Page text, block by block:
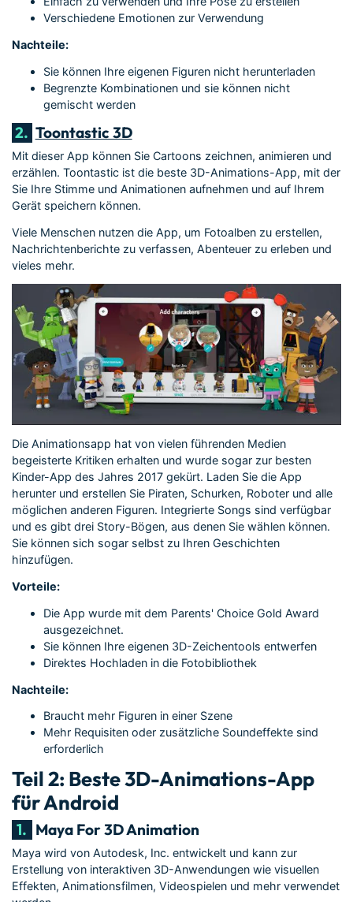
Verschiedene Emotionen zur Verwendung
Nachteile:
Sie können Ihre eigenen Figuren nicht herunterladen
Begrenzte Kombinationen und sie können nicht
gemischt werden
2. Toontastic 3D
Mit dieser App können Sie Cartoons zeichnen, animieren und
erzählen. Toontastic ist die beste 3D-Animations-App, mit der
Sie Ihre Stimme und Animationen aufnehmen und auf Ihrem
Gerät speichern können.
Viele Menschen nutzen die App, um Fotoalben zu erstellen,
Nachrichtenberichte zu verfassen, Abenteuer zu erleben und
vieles mehr.
Die Animationsapp hat von vielen führenden Medien
begeisterte Kritiken erhalten und wurde sogar zur besten
Kinder-App des Jahres 2017 gekürt. Laden Sie die App
herunter und erstellen Sie Piraten, Schurken, Roboter und alle
möglichen anderen Figuren. Integrierte Songs sind verfügbar
und es gibt drei Story-Bögen, aus denen Sie wählen können.
Sie können sich sogar selbst zu Ihren Geschichten
hinzufügen.
Vorteile:
Die App wurde mit dem Parents' Choice Gold Award
ausgezeichnet.
Sie können Ihre eigenen 3D-Zeichentools entwerfen
Direktes Hochladen in die Fotobibliothek
Nachteile:
Braucht mehr Figuren in einer Szene
Mehr Requisiten oder zusätzliche Soundeffekte sind
erforderlich
Teil 2: Beste 3D-Animations-App
für Android
1. Maya For 3D Animation
Maya wird von Autodesk, Inc. entwickelt und kann zur
Erstellung von interaktiven 3D-Anwendungen wie visuellen
Effekten, Animationsfilmen, Videospielen und mehr verwendet